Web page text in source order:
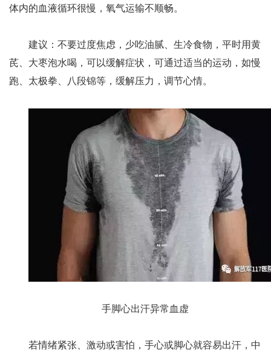
体内的血液循环很慢，氧气运输不顺畅。
建议：不要过度焦虑，少吃油腻、生冷食物，平时用黄
芪、大枣泡水喝，可以缓解症状，可通过适当的运动，如慢
跑、太极拳、八段锦等，缓解压力，调节心情。
手脚心出汗异常血虚
若情绪紧张、激动或害怕，手心或脚心就容易出汗，中